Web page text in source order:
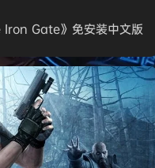
Gate》免安装中文版